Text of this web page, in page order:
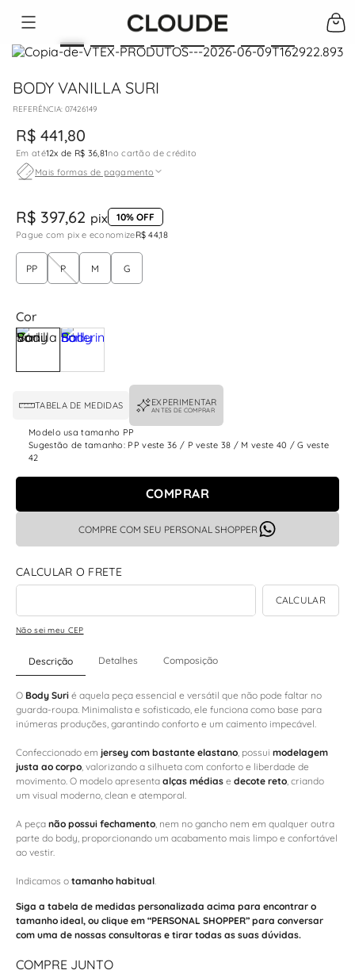
BODY VANILLA SURI
: 07426149
R$ 441,80
Em até12x de R$ 36,81no cartão de crédito
Mais formas de pagamento
R$ 397,62 pix 10% OFF
Pague com pix e economizeR$ 44,18
PP P M G
Cor
TABELA DE MEDIDAS EXPERIMENTAR
ANTES DE COMPRAR
Modelo usa tamanho PP
Sugestão de tamanho: PP veste 36 / P veste 38 / M veste 40 / G veste
42
COMPRAR
COMPRE COM SEU PERSONAL SHOPPER
Não sei meu CEP
Descrição Detalhes Composição
O Body Suri é aquela peça essencial e versátil que não pode faltar no
guarda-roupa. Minimalista e sofisticado, ele funciona como base para
inúmeras produções, garantindo conforto e um caimento impecável.
Confeccionado em jersey com bastante elastano, possui modelagem
justa ao corpo, valorizando a silhueta com conforto e liberdade de
movimento. O modelo apresenta alças médias e decote reto, criando
um visual moderno, clean e atemporal.
A peça não possui fechamento, nem no gancho nem em qualquer outra
parte do body, proporcionando um acabamento mais limpo e confortável
ao vestir.
Indicamos o tamanho habitual.
Siga a tabela de medidas personalizada acima para encontrar o
tamanho ideal, ou clique em “PERSONAL SHOPPER” para conversar
com uma de nossas consultoras e tirar todas as suas dúvidas.
COMPRE JUNTO